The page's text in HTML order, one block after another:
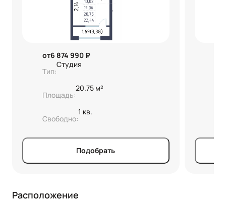
от6 874 990 ₽
Тип:
Студия
Площадь:
20.75 м²
Свободно:
1 кв.
Подобрать
Расположение